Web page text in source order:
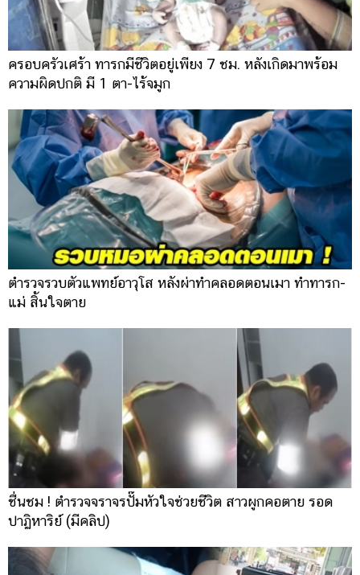
ครอบครัวเศร้า ทารกมีชีวิตอยู่เพียง 7 ชม. หลังเกิดมาพร้อม
ความผิดปกติ มี 1 ตา-ไร้จมูก
ตำรวจรวบตัวแพทย์อาวุโส หลังผ่าทำคลอดตอนเมา ทำทารก-
แม่ สิ้นใจตาย
ชื่นชม ! ตำรวจจราจรปั๊มหัวใจช่วยชีวิต สาวผูกคอตาย รอด
ปาฏิหาริย์ (มีคลิป)